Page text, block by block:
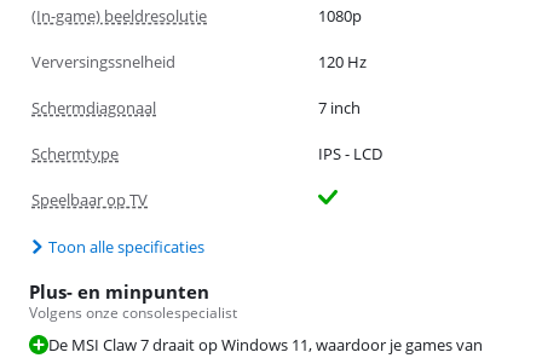
(In-game) beeldresolutie 1080p
Verversingssnelheid 120 Hz
Schermdiagonaal 7 inch
Schermtype IPS - LCD
Speelbaar op TV
Toon alle specificaties
Plus- en minpunten
Volgens onze consolespecialist
De MSI Claw 7 draait op Windows 11, waardoor je games van